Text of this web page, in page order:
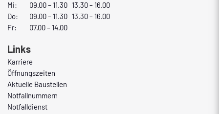
Mi:
09.00 – 11.30 13.30 – 16.00
Do:
09.00 – 11.30 13.30 – 16.00
Fr:
07.00 – 14.00
Links
Karriere
Öffnungszeiten
Aktuelle Baustellen
Notfallnummern
Notfalldienst